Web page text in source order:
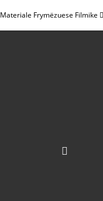
Materiale Frymëzuese Filmike